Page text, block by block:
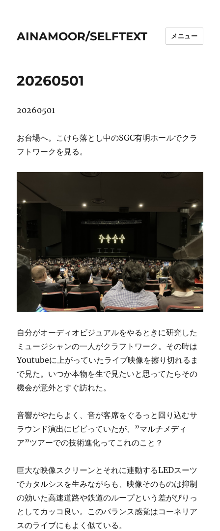
AINAMOOR/SELFTEXT メニュー
20260501
20260501
お台場へ。こけら落とし中のSGC有明ホールでクラ
フトワークを見る。
自分がオーディオビジュアルをやるときに研究した
ミュージシャンの一人がクラフトワーク。その時は
Youtubeに上がっていたライブ映像を擦り切れるま
で見た。いつか本物を生で見たいと思ってたらその
機会が意外とすぐ訪れた。
音響がやたらよく、音が客席をぐるっと回り込むサ
ラウンド演出にビビっていたが、”マルチメディ
ア”ツアーでの技術進化ってこれのこと？
巨大な映像スクリーンとそれに連動するLEDスーツ
でカタルシスを生みながらも、映像そのものは抑制
の効いた高速道路や鉄道のループという差がぴりっ
としてカッコ良い。このバランス感覚はコーネリア
スのライブにもよく似ている。